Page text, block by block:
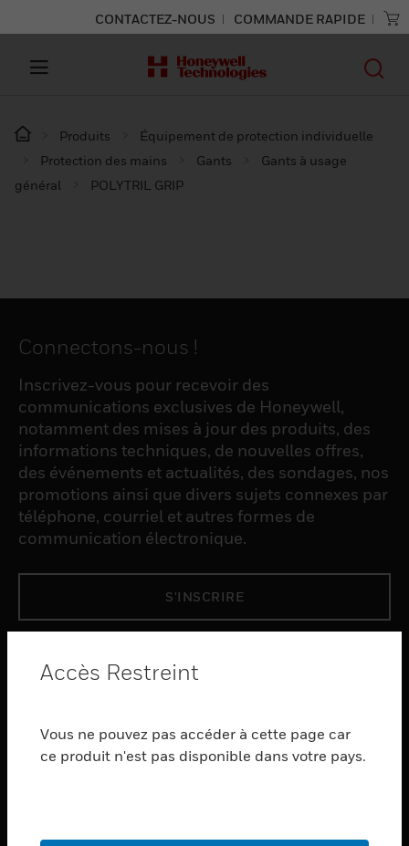
CONTACTEZ-NOUS COMMANDE RAPIDE
Produits
Équipement de protection individuelle
Protection des mains
Gants
Gants à usage
général
POLYTRIL GRIP
Connectons-nous !
Inscrivez-vous pour recevoir des
communications exclusives de Honeywell,
notamment des mises à jour des produits, des
informations techniques, de nouvelles offres,
des événements et actualités, des sondages, nos
promotions ainsi que divers sujets connexes par
téléphone, courriel et autres formes de
communication électronique.
S'INSCRIRE
toggle view
SERVICES
toggle view
Accès Restreint
Vous ne pouvez pas accéder à cette page car
ce produit n'est pas disponible dans votre pays.